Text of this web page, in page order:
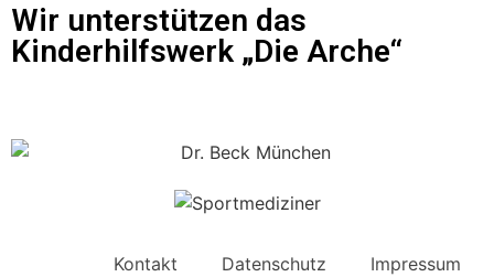
Wir unterstützen das
Kinderhilfswerk „Die Arche“
Kontakt Datenschutz Impressum